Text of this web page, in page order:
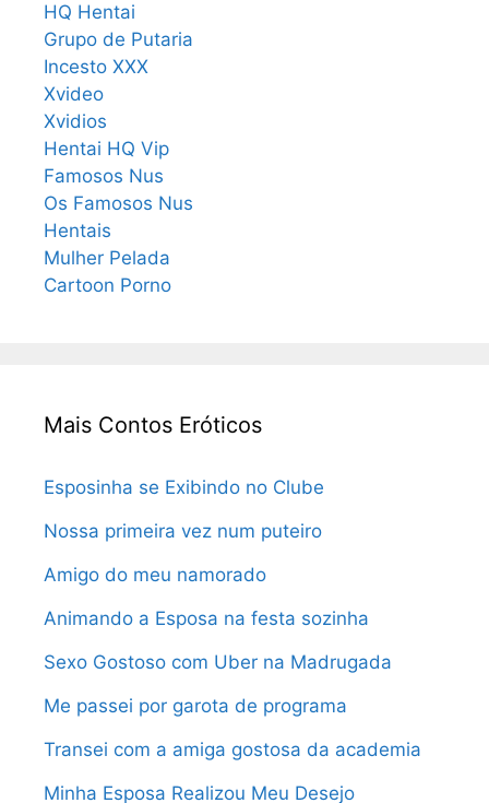
HQ Hentai
Grupo de Putaria
Incesto XXX
Xvideo
Xvidios
Hentai HQ Vip
Famosos Nus
Os Famosos Nus
Hentais
Mulher Pelada
Cartoon Porno
Mais Contos Eróticos
Esposinha se Exibindo no Clube
Nossa primeira vez num puteiro
Amigo do meu namorado
Animando a Esposa na festa sozinha
Sexo Gostoso com Uber na Madrugada
Me passei por garota de programa
Transei com a amiga gostosa da academia
Minha Esposa Realizou Meu Desejo